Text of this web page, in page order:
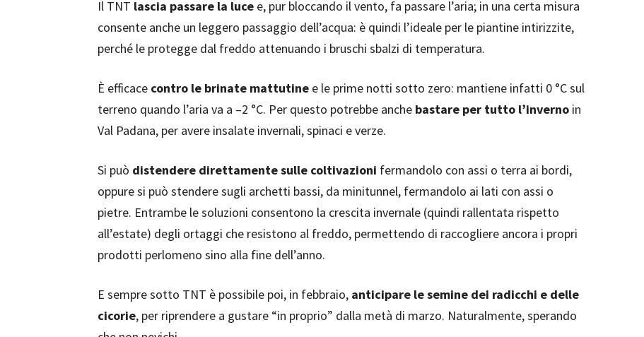
Il TNT lascia passare la luce e, pur bloccando il vento, fa passare l’aria; in una certa misura
consente anche un leggero passaggio dell’acqua: è quindi l’ideale per le piantine intirizzite,
perché le protegge dal freddo attenuando i bruschi sbalzi di temperatura.
È efficace contro le brinate mattutine e le prime notti sotto zero: mantiene infatti 0 °C sul
terreno quando l’aria va a –2 °C. Per questo potrebbe anche bastare per tutto l’inverno in
Val Padana, per avere insalate invernali, spinaci e verze.
Si può distendere direttamente sulle coltivazioni fermandolo con assi o terra ai bordi,
oppure si può stendere sugli archetti bassi, da minitunnel, fermandolo ai lati con assi o
pietre. Entrambe le soluzioni consentono la crescita invernale (quindi rallentata rispetto
all’estate) degli ortaggi che resistono al freddo, permettendo di raccogliere ancora i propri
prodotti perlomeno sino alla fine dell’anno.
E sempre sotto TNT è possibile poi, in febbraio, anticipare le semine dei radicchi e delle
cicorie, per riprendere a gustare “in proprio” dalla metà di marzo. Naturalmente, sperando